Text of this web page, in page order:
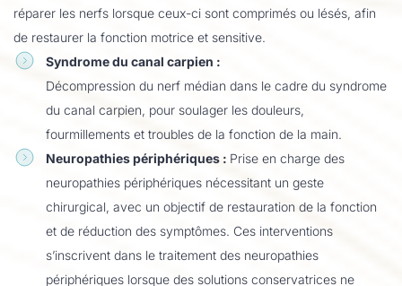
réparer les nerfs lorsque ceux-ci sont comprimés ou lésés, afin
de restaurer la fonction motrice et sensitive.
Syndrome du canal carpien :
Décompression du nerf médian dans le cadre du syndrome
du canal carpien, pour soulager les douleurs,
fourmillements et troubles de la fonction de la main.
Neuropathies périphériques : Prise en charge des
neuropathies périphériques nécessitant un geste
chirurgical, avec un objectif de restauration de la fonction
et de réduction des symptômes. Ces interventions
s’inscrivent dans le traitement des neuropathies
périphériques lorsque des solutions conservatrices ne